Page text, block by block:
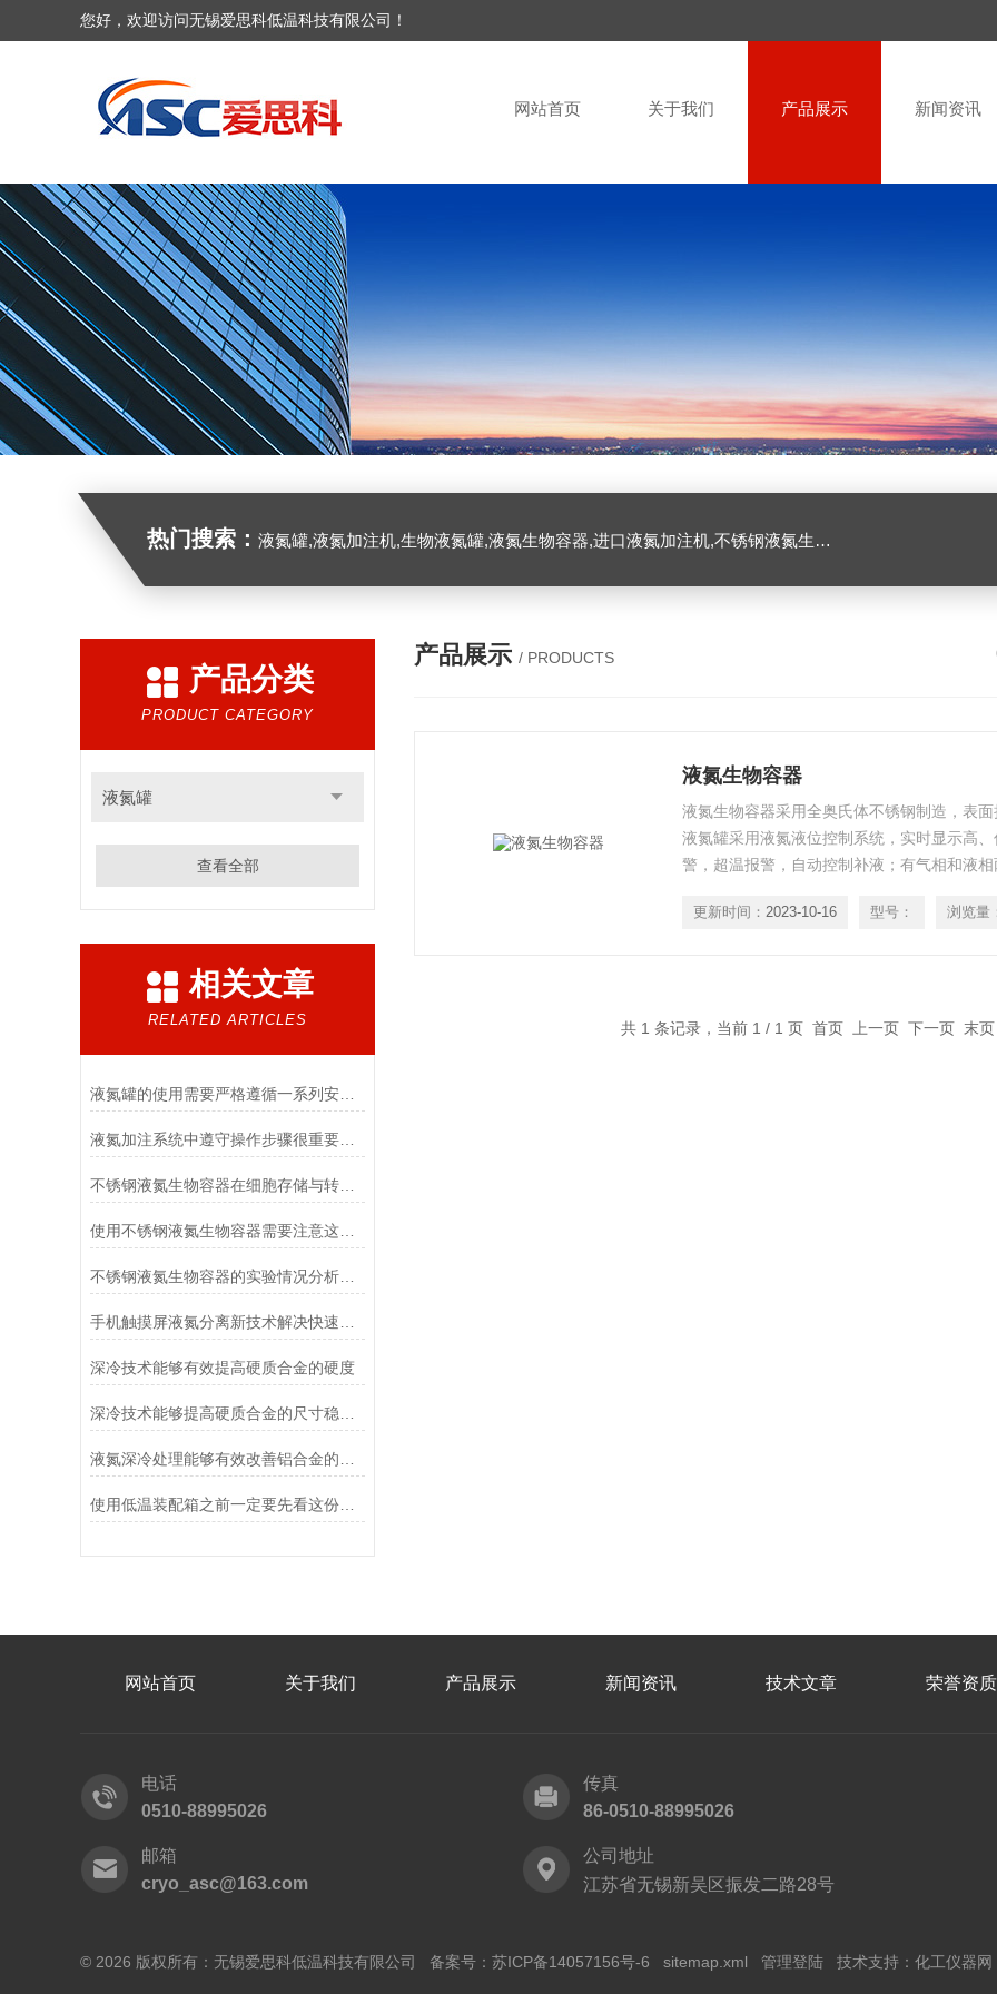
您好，欢迎访问无锡爱思科低温科技有限公司！
网站首页 关于我们 产品展示 新闻资讯
热门搜索： 液氮罐,液氮加注机,生物液氮罐,液氮生物容器,进口液氮加注机,不锈钢液氮生物容器
产品分类
PRODUCT CATEGORY
液氮罐
查看全部
相关文章
RELATED ARTICLES
液氮罐的使用需要严格遵循一系列安全操作规程
液氮加注系统中遵守操作步骤很重要，现在知道还不算晚
不锈钢液氮生物容器在细胞存储与转运中的作用
使用不锈钢液氮生物容器需要注意这几点
不锈钢液氮生物容器的实验情况分析说明讨论
深冷技术能够有效提高硬质合金的硬度
使用低温装配箱之前一定要先看这份说明
产品展示 / PRODUCTS
液氮生物容器
液氮生物容器采用全奥氏体不锈钢制造，表
液氮罐采用液氮液位控制系统，实时显示高
警，超温报警，自动控制补液；有气相和液
更新时间： 2023-10-16 型号： 浏览量
共 1 条记录，当前 1 / 1 页 首页 上一页 下一页 末
网站首页 关于我们 产品展示 新闻资讯 技术文章 荣誉资质
电话
0510-88995026
传真
86-0510-88995026
邮箱
cryo_asc@163.com
公司地址
江苏省无锡新吴区振发二路28号
© 2026 版权所有：无锡爱思科低温科技有限公司 备案号： 苏ICP备14057156号-6 sitemap.xml 管理登陆 技术支持： 化工仪器网